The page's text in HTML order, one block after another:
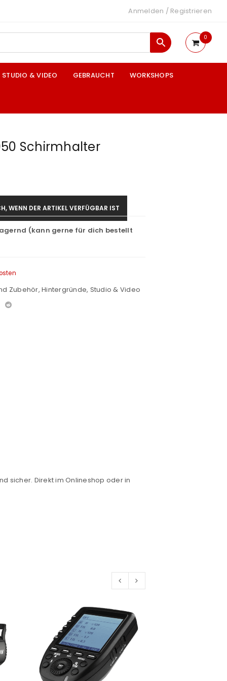
like to hear from us
Anmelden / Registrieren
0
STUDIO & VIDEO GEBRAUCHT WORKSHOPS
Schirmhalter
WENN DER ARTIKEL VERFÜGBAR IST
(kann gerne für dich bestellt
Zubehör, Hintergründe, Studio & Video
sicher. Direkt im Onlineshop oder in